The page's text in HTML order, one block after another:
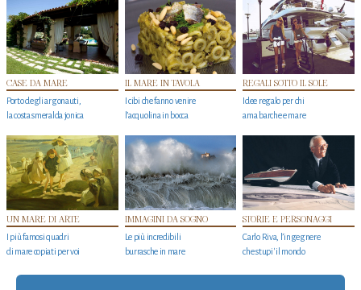
CASE DA MARE
Porto degli argonauti,
la costa smeralda jonica
IL MARE IN TAVOLA
I cibi che fanno venire
l’acquolina in bocca
REGALI SOTTO IL SOLE
Idee regalo per chi
ama barche e mare
UN MARE DI ARTE
I più famosi quadri
di mare copiati per voi
IMMAGINI DA SOGNO
Le più incredibili
burrasche in mare
STORIE E PERSONAGGI
Carlo Riva, l’ingegnere
che stupi' il mondo